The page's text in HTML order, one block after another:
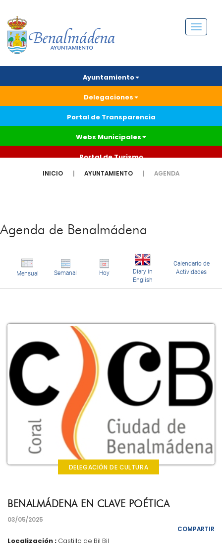
Menú
Ayuntamiento
Delegaciones
Portal de Transparencia
Webs Municipales
Portal de Turismo
INICIO AYUNTAMIENTO AGENDA
Agenda de Benalmádena
Mensual Semanal Hoy
Diary in
English
Calendario de
Actividades
DELEGACIÓN DE CULTURA
BENALMÁDENA EN CLAVE POÉTICA
03/05/2025
COMPARTIR
Localización : Castillo de Bil Bil